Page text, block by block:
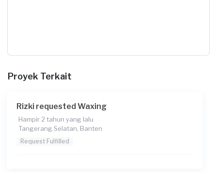
Proyek Terkait
Rizki requested Waxing
Hampir 2 tahun yang lalu
Tangerang Selatan, Banten
Request Fulfilled